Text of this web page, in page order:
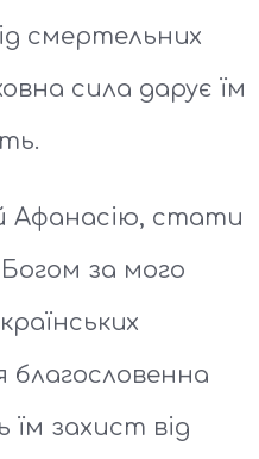
смертельних
сила дарує їм
Афанасію, стати
за мого
благословенна
захист від